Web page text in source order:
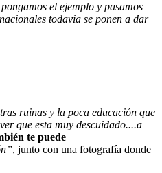
el ejemplo y pasamos
todavia se ponen a dar
ruinas y la poca educación que
que esta muy descuidado....a
te puede
, junto con una fotografía donde